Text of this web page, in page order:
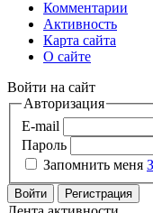
Комментарии
Активность
Карта сайта
О сайте
Войти на сайт
Авторизация
E-mail
Пароль
Запомнить меня
Войти Регистрация